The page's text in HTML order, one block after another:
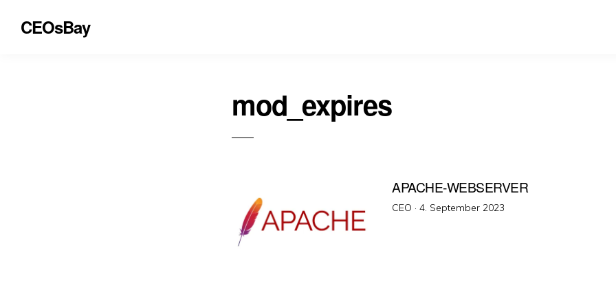
CEOsBay
mod_expires
APACHE-WEBSERVER
CEO ·Veröffentlicht
4. September 2023